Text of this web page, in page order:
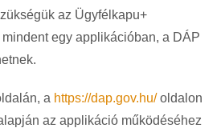
az Ügyfélkapu+
egy applikációban, a DÁP
a https://dap.gov.hu/oldalon
az applikáció működéséhez